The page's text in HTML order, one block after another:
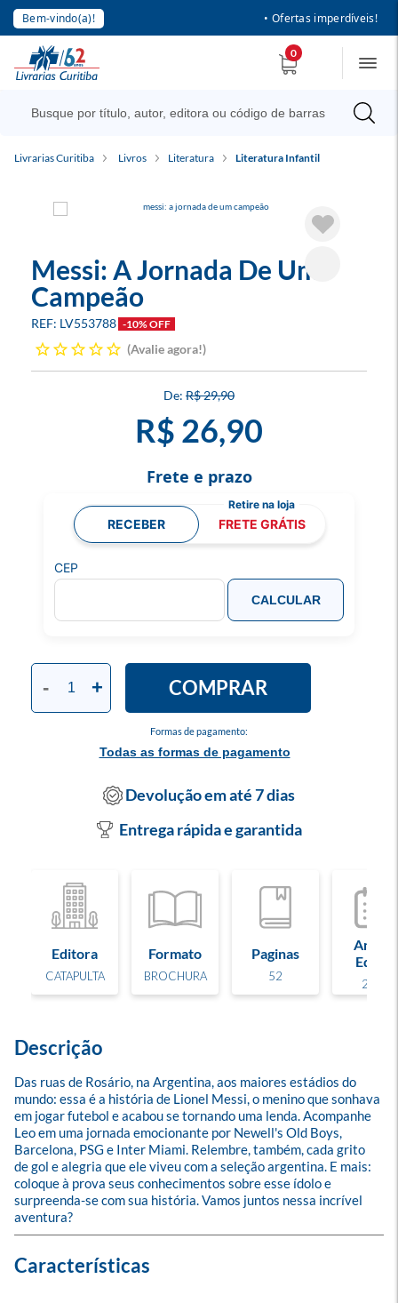
Bem-vindo(a)! • Ofertas imperdíveis!
0
Livrarias Curitiba Livros Literatura Literatura Infantil
Messi: A Jornada De Um
Campeão
LV553788 -10% OFF
Avalie agora!
R$ 29,90
R$ 26,90
Formas de pagamento:
Todas as formas de pagamento
- + COMPRAR
Frete e prazo
RECEBER FRETE GRÁTIS
CEP
CALCULAR
Devolução em até 7 dias
Entrega rápida e garantida
Editora
CATAPULTA
Formato
BROCHURA
Paginas
52
Ano de
Edição
2026
Descrição
Das ruas de Rosário, na Argentina, aos maiores estádios do
mundo: essa é a história de Lionel Messi, o menino que sonhava
em jogar futebol e acabou se tornando uma lenda. Acompanhe
Leo em uma jornada emocionante por Newell's Old Boys,
Barcelona, PSG e Inter Miami. Relembre, também, cada grito
de gol e alegria que ele viveu com a seleção argentina. E mais:
coloque à prova seus conhecimentos sobre esse ídolo e
surpreenda-se com sua história. Vamos juntos nessa incrível
aventura?